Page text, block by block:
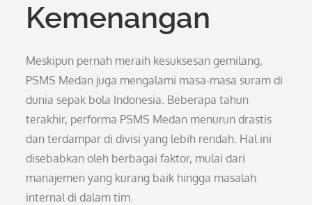
Kemenangan
Meskipun pernah meraih kesuksesan gemilang,
PSMS Medan juga mengalami masa-masa suram di
dunia sepak bola Indonesia. Beberapa tahun
terakhir, performa PSMS Medan menurun drastis
dan terdampar di divisi yang lebih rendah. Hal ini
disebabkan oleh berbagai faktor, mulai dari
manajemen yang kurang baik hingga masalah
internal di dalam tim.